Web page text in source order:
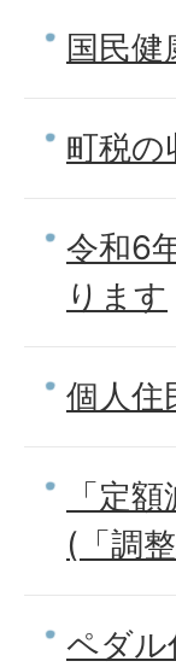
国民健
町税の
令和6
ります
個人住
「定
(「調
ペダル